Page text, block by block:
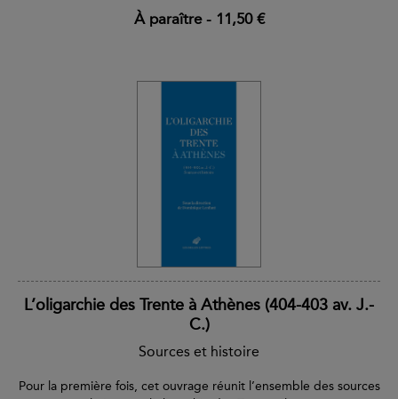
À paraître- 11,50 €
L’oligarchie des Trente à Athènes (404-403 av. J.-
C.)
Sources et histoire
Pour la première fois, cet ouvrage réunit l’ensemble des sources